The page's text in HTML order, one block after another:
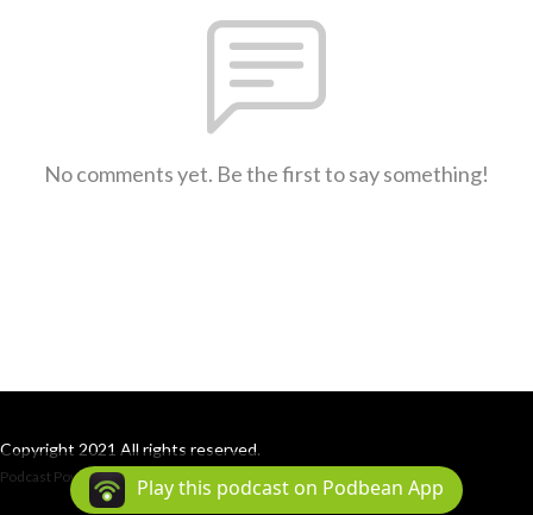
No comments yet. Be the first to say something!
Copyright 2021 All rights reserved.
Podcast Powered By Podbean
Play this podcast on Podbean App